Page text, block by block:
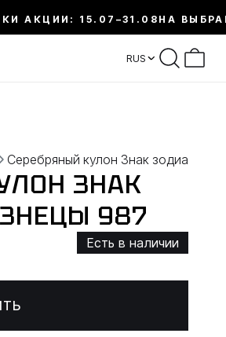
АКЦИИ: 15.07–31.08 НА
RUS
Серебряный кулон Знак зодиака -
ЗНАК
987
Есть в наличии